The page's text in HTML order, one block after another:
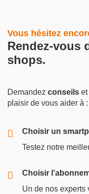
Vous hésitez
Rendez-vous
shops.
Demandez conseils et
plaisir de vous aider à :
Choisir un
Testez notre
Choisir
Un de nos experts